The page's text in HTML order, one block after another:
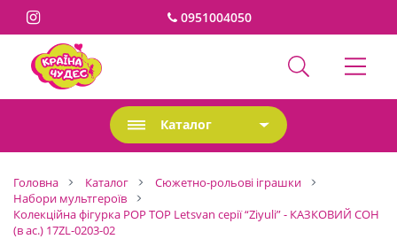
0951004050
Каталог
Головна Каталог
Сюжетно-рольові іграшки
Набори мультгероїв
Колекційна фігурка POP TOP Letsvan серії “Ziyuli” - КАЗКОВИЙ СОН
(в ас.) 17ZL-0203-02